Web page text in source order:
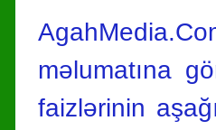
məlumatına
faizlərinin